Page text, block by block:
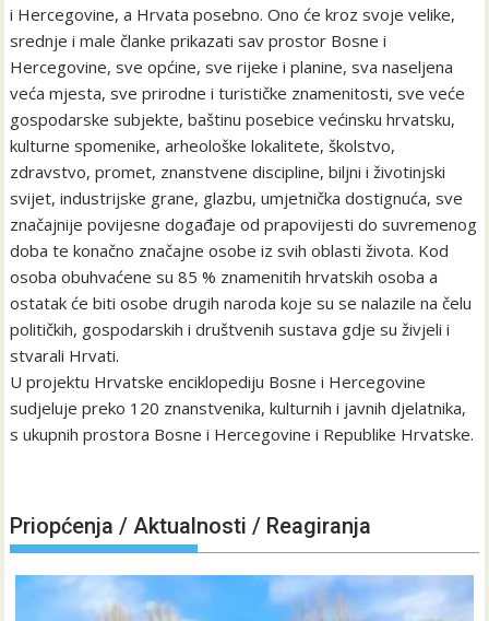
i Hercegovine, a Hrvata posebno. Ono će kroz svoje velike,
srednje i male članke prikazati sav prostor Bosne i
Hercegovine, sve općine, sve rijeke i planine, sva naseljena
veća mjesta, sve prirodne i turističke znamenitosti, sve veće
gospodarske subjekte, baštinu posebice većinsku hrvatsku,
kulturne spomenike, arheološke lokalitete, školstvo,
zdravstvo, promet, znanstvene discipline, biljni i životinjski
svijet, industrijske grane, glazbu, umjetnička dostignuća, sve
značajnije povijesne događaje od prapovijesti do suvremenog
doba te konačno značajne osobe iz svih oblasti života. Kod
osoba obuhvaćene su 85 % znamenitih hrvatskih osoba a
ostatak će biti osobe drugih naroda koje su se nalazile na čelu
političkih, gospodarskih i društvenih sustava gdje su živjeli i
stvarali Hrvati.
U projektu Hrvatske enciklopediju Bosne i Hercegovine
sudjeluje preko 120 znanstvenika, kulturnih i javnih djelatnika,
s ukupnih prostora Bosne i Hercegovine i Republike Hrvatske.
Priopćenja / Aktualnosti / Reagiranja